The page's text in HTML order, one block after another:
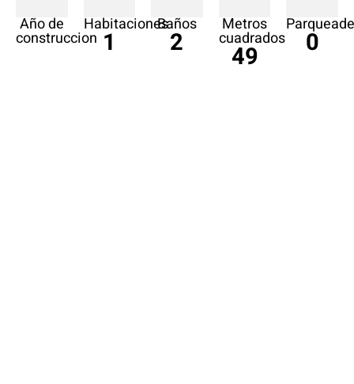
Año de
construccion
Habitaciones
1
Baños
2
Metros
cuadrados
49 0